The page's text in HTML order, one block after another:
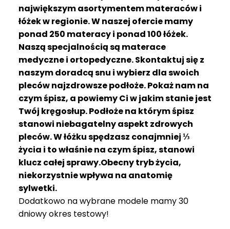
największym asortymentem materaców i
łóżek w regionie. W naszej ofercie mamy
ponad 250 materacy i ponad 100 łóżek.
Naszą specjalnością są materace
medyczne i ortopedyczne. Skontaktuj się z
naszym doradcą snu i wybierz dla swoich
pleców najzdrowsze podłoże. Pokaż nam na
czym śpisz, a powiemy Ci w jakim stanie jest
Twój kręgosłup. Podłoże na którym śpisz
stanowi niebagatelny aspekt zdrowych
pleców. W łóżku spędzasz conajmniej ⅓
życia i to właśnie na czym śpisz, stanowi
klucz całej sprawy.Obecny tryb życia,
niekorzystnie wpływa na anatomię
sylwetki.
Dodatkowo na wybrane modele mamy 30
dniowy okres testowy!